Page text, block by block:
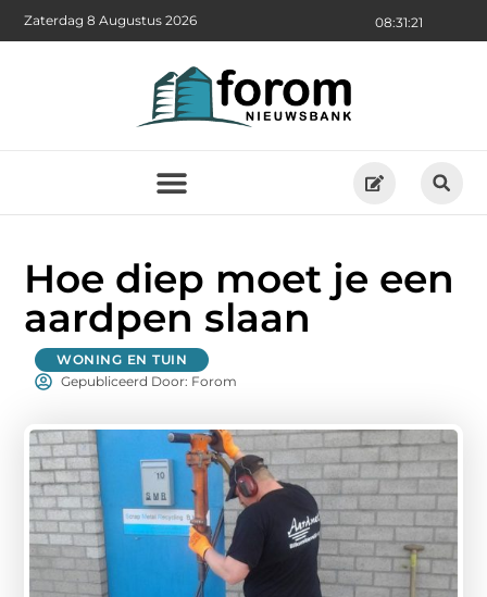
08:31:23
Zaterdag 8 Augustus 2026
Hoe diep moet je een
aardpen slaan
WONING EN TUIN
Gepubliceerd Door: Forom